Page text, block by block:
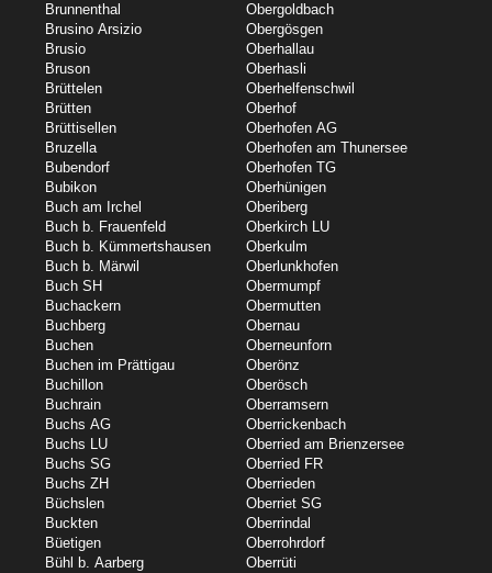
Brunnenthal
Brusino Arsizio
Brusio
Bruson
Brüttelen
Brütten
Brüttisellen
Bruzella
Bubendorf
Bubikon
Buch am Irchel
Buch b. Frauenfeld
Buch b. Kümmertshausen
Buch b. Märwil
Buch SH
Buchackern
Buchberg
Buchen
Buchen im Prättigau
Buchillon
Buchrain
Buchs AG
Buchs LU
Buchs SG
Buchs ZH
Büchslen
Buckten
Büetigen
Bühl b. Aarberg
Obergoldbach
Obergösgen
Oberhallau
Oberhasli
Oberhelfenschwil
Oberhof
Oberhofen AG
Oberhofen am Thunersee
Oberhofen TG
Oberhünigen
Oberiberg
Oberkirch LU
Oberkulm
Oberlunkhofen
Obermumpf
Obermutten
Obernau
Oberneunforn
Oberönz
Oberösch
Oberramsern
Oberrickenbach
Oberried am Brienzersee
Oberried FR
Oberrieden
Oberriet SG
Oberrindal
Oberrohrdorf
Oberrüti